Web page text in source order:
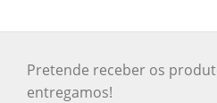
Pretende receber os
entregamos!